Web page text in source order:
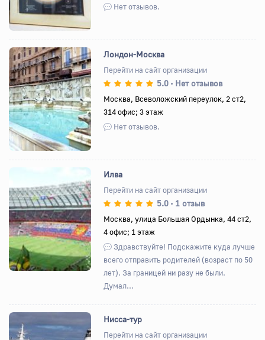
Нет отзывов.
Назад Вперед
Лондон-Москва
Перейти на сайт организации
5.0 • Нет отзывов
Москва, Всеволожский переулок, 2 ст2,
314 офис; 3 этаж
Нет отзывов.
Назад Вперед
Илва
Перейти на сайт организации
5.0 • 1 отзыв
Москва, улица Большая Ордынка, 44 ст2,
4 офис; 1 этаж
Здравствуйте! Подскажите куда лучше
всего отправить родителей (возраст по 50
лет). За границей ни разу не были.
Думал...
Нисса-тур
Перейти на сайт организации